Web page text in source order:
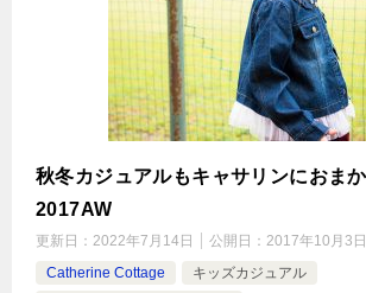
秋冬カジュアルもキャサリンにおまか
2017AW
更新日： 2022年7月14日 公開日： 2017年10月3日
Catherine Cottage
キッズカジュアル